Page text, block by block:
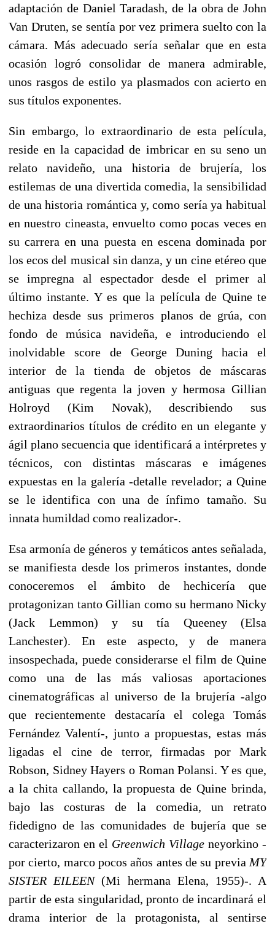
adaptación de Daniel Taradash, de la obra de John
Van Druten, se sentía por vez primera suelto con la
cámara. Más adecuado sería señalar que en esta
ocasión logró consolidar de manera admirable,
unos rasgos de estilo ya plasmados con acierto en
sus títulos exponentes.
Sin embargo, lo extraordinario de esta película,
reside en la capacidad de imbricar en su seno un
relato navideño, una historia de brujería, los
estilemas de una divertida comedia, la sensibilidad
de una historia romántica y, como sería ya habitual
en nuestro cineasta, envuelto como pocas veces en
su carrera en una puesta en escena dominada por
los ecos del musical sin danza, y un cine etéreo que
se impregna al espectador desde el primer al
último instante. Y es que la película de Quine te
hechiza desde sus primeros planos de grúa, con
fondo de música navideña, e introduciendo el
inolvidable score de George Duning hacia el
interior de la tienda de objetos de máscaras
antiguas que regenta la joven y hermosa Gillian
Holroyd (Kim Novak), describiendo sus
extraordinarios títulos de crédito en un elegante y
ágil plano secuencia que identificará a intérpretes y
técnicos, con distintas máscaras e imágenes
expuestas en la galería -detalle revelador; a Quine
se le identifica con una de ínfimo tamaño. Su
innata humildad como realizador-.
Esa armonía de géneros y temáticos antes señalada,
se manifiesta desde los primeros instantes, donde
conoceremos el ámbito de hechicería que
protagonizan tanto Gillian como su hermano Nicky
(Jack Lemmon) y su tía Queeney (Elsa
Lanchester). En este aspecto, y de manera
insospechada, puede considerarse el film de Quine
como una de las más valiosas aportaciones
cinematográficas al universo de la brujería -algo
que recientemente destacaría el colega Tomás
Fernández Valentí-, junto a propuestas, estas más
ligadas el cine de terror, firmadas por Mark
Robson, Sidney Hayers o Roman Polansi. Y es que,
a la chita callando, la propuesta de Quine brinda,
bajo las costuras de la comedia, un retrato
fidedigno de las comunidades de bujería que se
caracterizaron en el Greenwich Village neyorkino -
por cierto, marco pocos años antes de su previa MY
SISTER EILEEN(Mi hermana Elena, 1955)-. A
partir de esta singularidad, pronto de incardinará el
drama interior de la protagonista, al sentirse